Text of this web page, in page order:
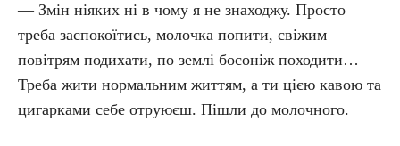
— Змін ніяких ні в чому я не знаходжу. Просто
треба заспокоїтись, молочка попити, свіжим
повітрям подихати, по землі босоніж походити…
Треба жити нормальним життям, а ти цією кавою та
цигарками себе отруюєш. Пішли до молочного.